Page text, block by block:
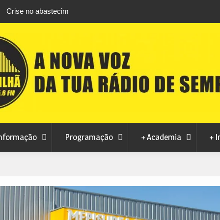
Manteigas
consumo
agosto com estreia de Minta&The Brook
Programação + Academia +